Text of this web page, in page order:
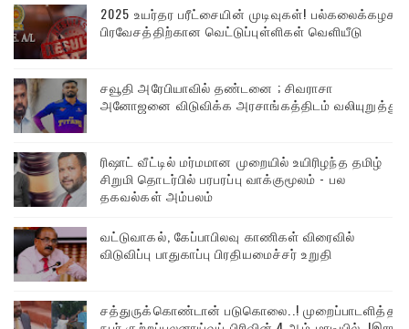
2025 உயர்தர பரீட்சையின் முடிவுகள்! பல்கலைக்கழக
பிரவேசத்திற்கான வெட்டுப்புள்ளிகள் வெளியீடு
சவூதி அரேபியாவில் தண்டனை ; சிவராசா
அனோஜனை விடுவிக்க அரசாங்கத்திடம் வலியுறுத்து
ரிஷாட் வீட்டில் மர்மமான முறையில் உயிரிழந்த தமிழ்
சிறுமி தொடர்பில் பரபரப்பு வாக்குமூலம் - பல
தகவல்கள் அம்பலம்
வட்டுவாகல், கேப்பாபிலவு காணிகள் விரைவில்
விடுவிப்பு பாதுகாப்பு பிரதியமைச்சர் உறுதி
சத்துருக்கொண்டான் படுகொலை..! முறைப்பாடளித்த